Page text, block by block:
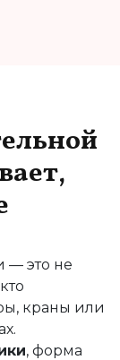
— это не
краны или
, форма